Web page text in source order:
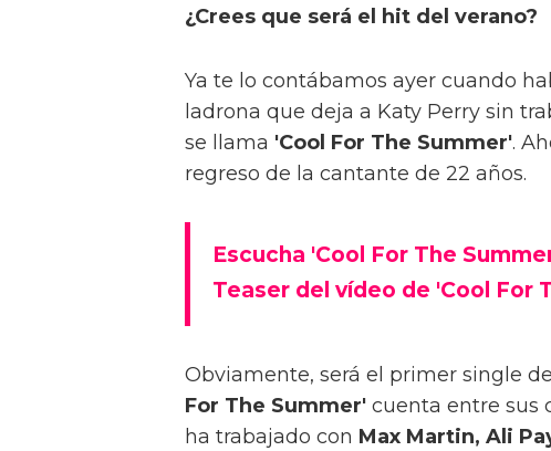
¿Crees que será el hit del verano?
Ya te lo contábamos ayer cuando
ladrona que deja a Katy Perry sin
se llama 'Cool For The Summer'.
regreso de la cantante de 22 años.
Escucha 'Cool For The
Teaser del vídeo de 'Cool For
Obviamente, será el primer single
For The Summer' cuenta entre sus
ha trabajado con Max Martin, Ali